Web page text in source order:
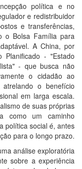
política e no
e redistribuidor
e transferências,
o Bolsa Família para
A China, por
- "Estado
- que busca não
o cidadão ao
atrelando o benefício
em larga escala.
de suas próprias
como um caminho
política social é, antes
para o longo prazo.
análise exploratória
sobre a experiência